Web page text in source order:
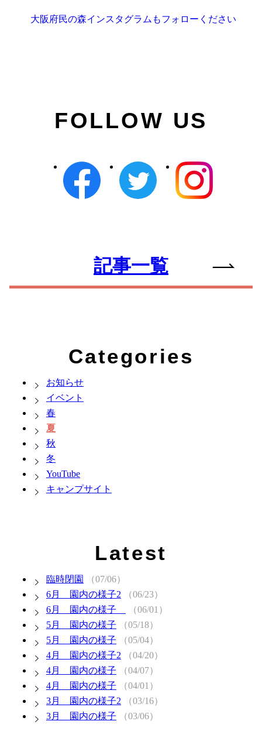
大阪府民の森インスタグラムもフォローください
FOLLOW US
記事一覧
Categories
お知らせ
イベント
春
夏
秋
冬
YouTube
キャンプサイト
Latest
臨時閉園
（07/06）
6月 園内の様子2
（06/23）
6月 園内の様子
（06/01）
5月 園内の様子
（05/18）
5月 園内の様子
（05/04）
4月 園内の様子2
（04/20）
4月 園内の様子
（04/07）
4月 園内の様子
（04/01）
3月 園内の様子2
（03/16）
3月 園内の様子
（03/06）